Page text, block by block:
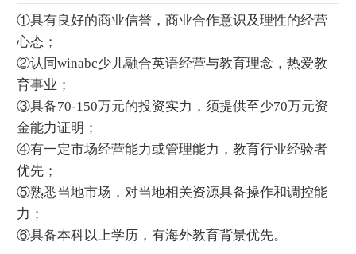
①具有良好的商业信誉，商业合作意识及理性的经营
心态；
②认同winabc少儿融合英语经营与教育理念，热爱教
育事业；
③具备70-150万元的投资实力，须提供至少70万元资
金能力证明；
④有一定市场经营能力或管理能力，教育行业经验者
优先；
⑤熟悉当地市场，对当地相关资源具备操作和调控能
力；
⑥具备本科以上学历，有海外教育背景优先。